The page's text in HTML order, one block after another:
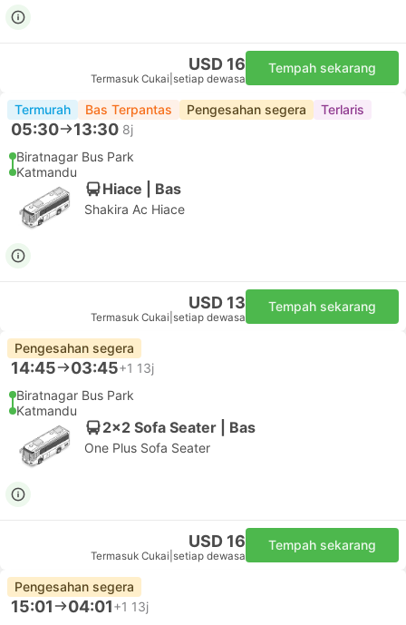
USD 16
Termasuk Cukai setiap dewasa
Tempah sekarang
Termurah Bas Terpantas Pengesahan segera Terlaris
05:30 13:30 8j
Biratnagar Bus Park
Katmandu
Hiace | Bas
Shakira Ac Hiace
USD 13
Termasuk Cukai setiap dewasa
Tempah sekarang
Pengesahan segera
14:45 03:45+1 13j
Biratnagar Bus Park
Katmandu
2x2 Sofa Seater | Bas
One Plus Sofa Seater
USD 16
Termasuk Cukai setiap dewasa
Tempah sekarang
Pengesahan segera
15:01 04:01+1 13j